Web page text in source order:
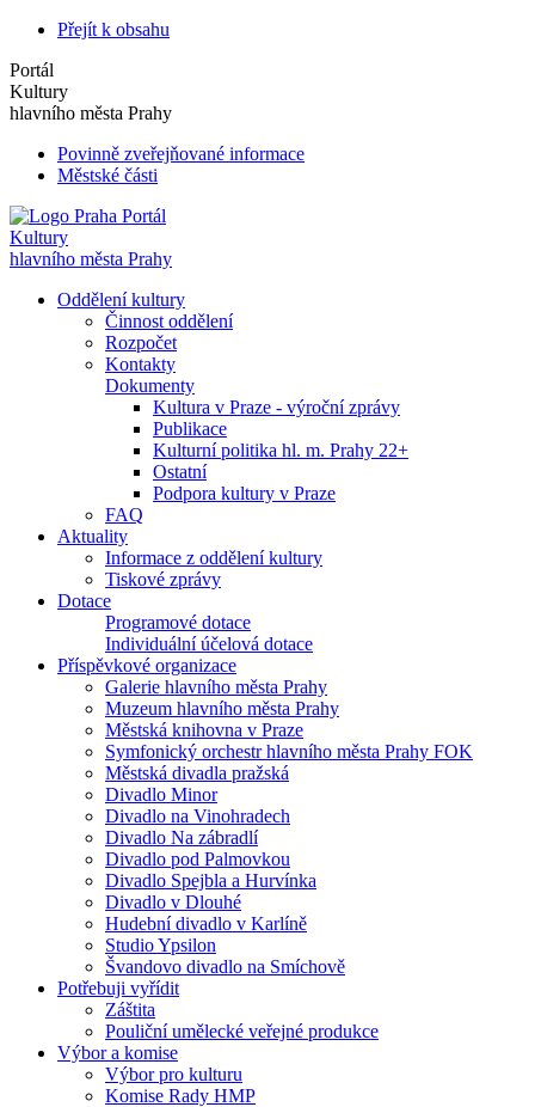
Přejít k obsahu
Portál
Kultury
hlavního města Prahy
Povinně zveřejňované informace
Městské části
Portál
Kultury
hlavního města Prahy
Oddělení kultury
Činnost oddělení
Rozpočet
Kontakty
Dokumenty
Kultura v Praze - výroční zprávy
Publikace
Kulturní politika hl. m. Prahy 22+
Ostatní
Podpora kultury v Praze
FAQ
Aktuality
Informace z oddělení kultury
Tiskové zprávy
Dotace
Programové dotace
Individuální účelová dotace
Příspěvkové organizace
Galerie hlavního města Prahy
Muzeum hlavního města Prahy
Městská knihovna v Praze
Symfonický orchestr hlavního města Prahy FOK
Městská divadla pražská
Divadlo Minor
Divadlo na Vinohradech
Divadlo Na zábradlí
Divadlo pod Palmovkou
Divadlo Spejbla a Hurvínka
Divadlo v Dlouhé
Hudební divadlo v Karlíně
Studio Ypsilon
Švandovo divadlo na Smíchově
Potřebuji vyřídit
Záštita
Pouliční umělecké veřejné produkce
Výbor a komise
Výbor pro kulturu
Komise Rady HMP